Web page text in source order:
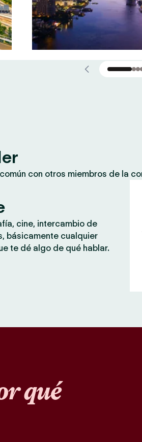
con otros miembros de la
cine, intercambio de
básicamente cualquier
te dé algo de qué hablar.
qué